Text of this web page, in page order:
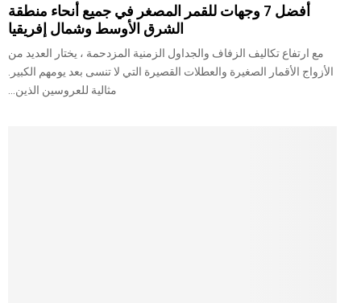
أفضل 7 وجهات للقمر المصغر في جميع أنحاء منطقة
الشرق الأوسط وشمال إفريقيا
مع ارتفاع تكاليف الزفاف والجداول الزمنية المزدحمة ، يختار العديد من
الأزواج الأقمار الصغيرة والعطلات القصيرة التي لا تنسى بعد يومهم الكبير.
مثالية للعروسين الذين...